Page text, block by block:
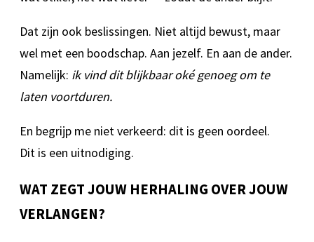
Dat zijn ook beslissingen. Niet altijd bewust, maar
wel met een boodschap. Aan jezelf. En aan de ander.
Namelijk: ik vind dit blijkbaar oké genoeg om te
laten voortduren.
En begrijp me niet verkeerd: dit is geen oordeel.
Dit is een uitnodiging.
WAT ZEGT JOUW HERHALING OVER JOUW
VERLANGEN?